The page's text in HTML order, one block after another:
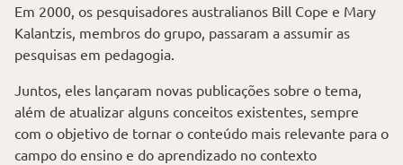
Em 2000, os pesquisadores australianos Bill Cope e Mary
Kalantzis, membros do grupo, passaram a assumir as
pesquisas em pedagogia.
Juntos, eles lançaram novas publicações sobre o tema,
além de atualizar alguns conceitos existentes, sempre
com o objetivo de tornar o conteúdo mais relevante para o
campo do ensino e do aprendizado no contexto